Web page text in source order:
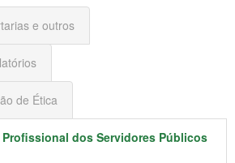
e outros
de Ética
dos Servidores Públicos